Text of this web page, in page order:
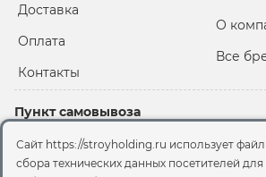
Доставка
Оплата
Контакты
О
Все
Пункт самовывоза
2-й Иртышский проезд,
территория 2А стр.3
Сайт https://stroyholding.ru использует
сбора технических данных посетителей